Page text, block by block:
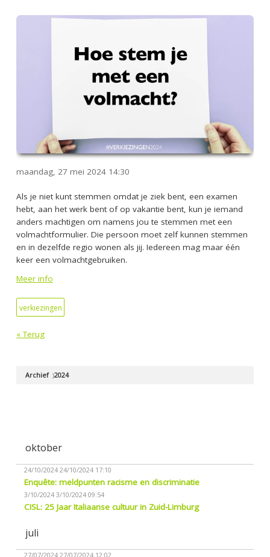
maandag, 27 mei 2024 14:30
Als je niet kunt stemmen omdat je ziek bent, een examen
hebt, aan het werk bent of op vakantie bent, kun je iemand
anders machtigen om namens jou te stemmen met een
volmachtformulier. Die persoon moet zelf kunnen stemmen
en in dezelfde regio wonen als jij. Iedereen mag maar één
keer een volmachtgebruiken.
Meer info
verkiezingen
« Terug
Archief 2024
oktober
24/10/2024 24/10/2024 17:10
Enquête: meldpunten racisme en discriminatie
3/10/2024 3/10/2024 09:54
CISL: 25 Jaar Italiaanse cultuur in Zuid-Limburg
juli
27/07/2024 27/07/2024 12:02